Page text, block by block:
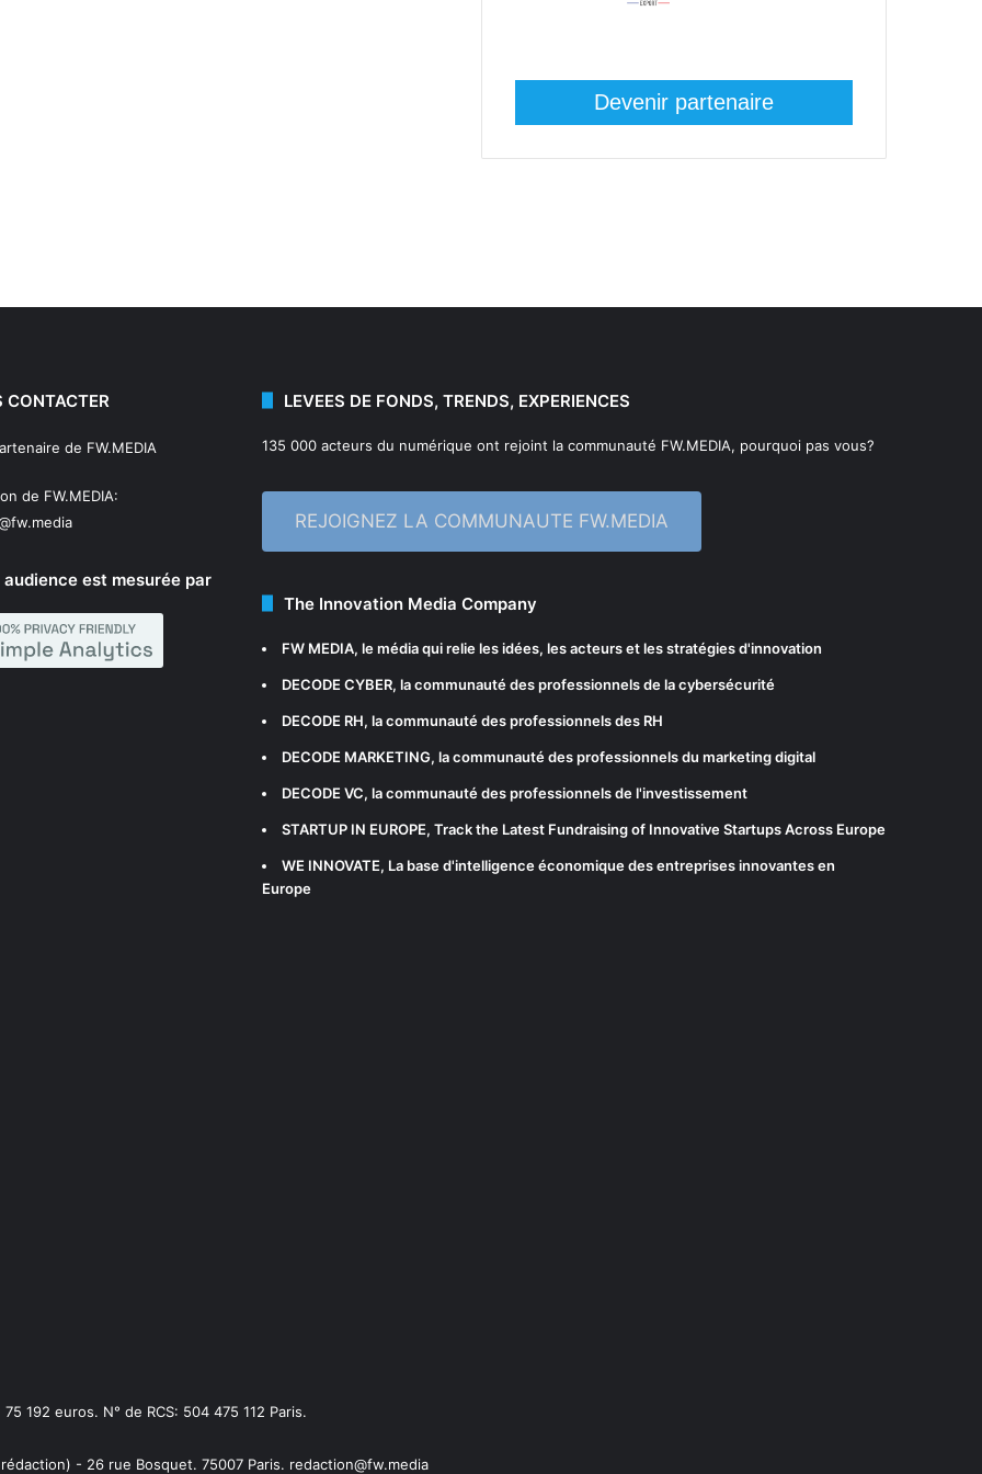
Devenir partenaire
CONTACTER
de FW.MEDIA
de FW.MEDIA:
est mesurée par
LEVEES DE FONDS, TRENDS, EXPERIENCES
135 000 acteurs du numérique ont rejoint la communauté FW.MEDIA, pourquoi pas vous?
REJOIGNEZ LA COMMUNAUTE FW.MEDIA
The Innovation Media Company
FW MEDIA, le média qui relie les idées, les acteurs et les stratégies d'innovation
DECODE CYBER, la communauté des professionnels de la cybersécurité
DECODE RH, la communauté des professionnels des RH
DECODE MARKETING, la communauté des professionnels du marketing digital
DECODE VC, la communauté des professionnels de l'investissement
STARTUP IN EUROPE, Track the Latest Fundraising of Innovative Startups Across Europe
WE INNOVATE, La base d'intelligence économique des entreprises innovantes en
Europe
192 euros. N° de RCS: 504 475 112 Paris.
- 26 rue Bosquet. 75007 Paris. redaction@fw.media